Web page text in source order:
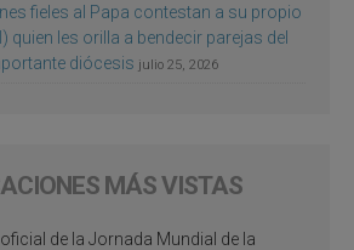
fieles al Papa contestan a su propio
quien les orilla a bendecir parejas del
diócesis julio 25, 2026
MÁS VISTAS
de la Jornada Mundial de la